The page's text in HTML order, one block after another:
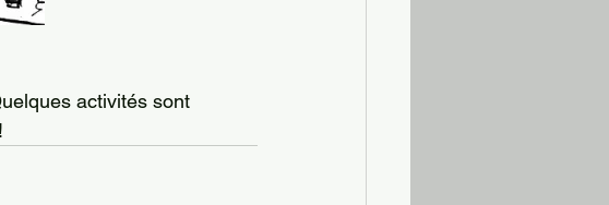
activités sont
!